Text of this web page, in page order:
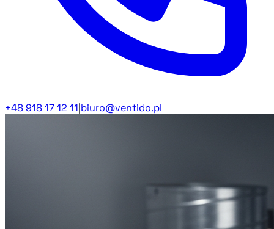
+48 918 17 12 11 biuro@ventido.pl